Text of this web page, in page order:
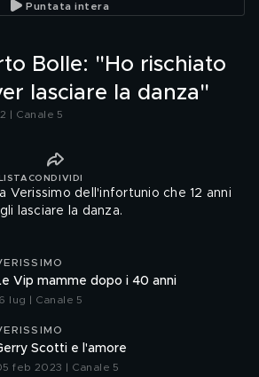
Puntata intera
Bolle: "Ho rischiato
lasciare la danza"
| Canale 5
CONDIVIDI
Verissimo dell'infortunio che 12 anni
lasciare la danza.
Vip mamme dopo i 40 anni
lug | Canale 5
Scotti e l'amore
feb 2023 | Canale 5